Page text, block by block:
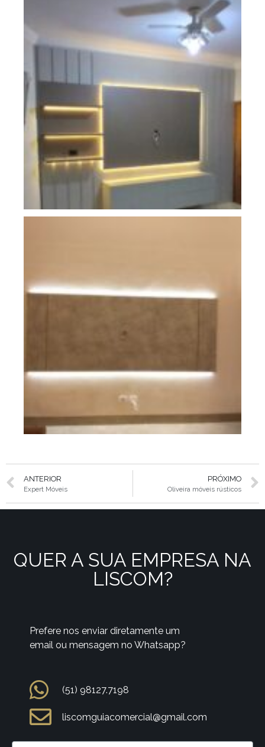
ANTERIOR
Expert Móveis
PRÓXIMO
Oliveira móveis rústicos
QUER A SUA EMPRESA NA
LISCOM?
Prefere nos enviar diretamente um
email ou mensagem no Whatsapp?
(51) 98127.7198
liscomguiacomercial@gmail.com